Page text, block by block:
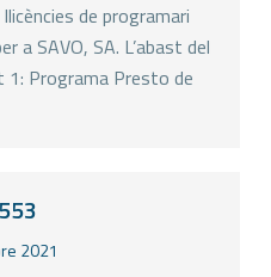
de programari
a SAVO, SA. L’abast del
1: Programa Presto de
2021